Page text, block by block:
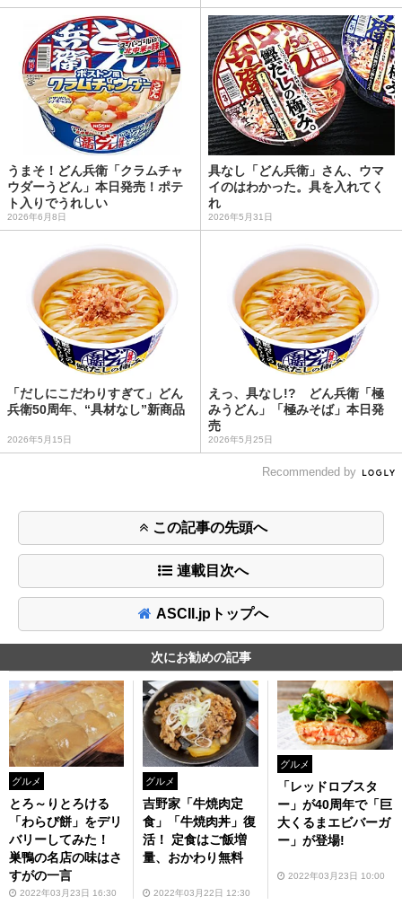
うまそ！どん兵衛「クラムチャ
ウダーうどん」本日発売！ポテ
ト入りでうれしい
2026年6月8日
具なし「どん兵衛」さん、ウマ
イのはわかった。具を入れてく
れ
2026年5月31日
「だしにこだわりすぎて」どん
兵衛50周年、“具材なし”新商品
2026年5月15日
えっ、具なし!? どん兵衛「極
みうどん」「極みそば」本日発
売
2026年5月25日
Recommended by
この記事の先頭へ
連載目次へ
ASCII.jpトップへ
次にお勧めの記事
グルメ
とろ～りとろける
「わらび餅」をデリ
バリーしてみた！
巣鴨の名店の味はさ
すがの一言
2022年03月23日 16:30
グルメ
吉野家「牛焼肉定
食」「牛焼肉丼」復
活！ 定食はご飯増
量、おかわり無料
2022年03月22日 12:30
グルメ
「レッドロブスタ
ー」が40周年で「巨
大くるまエビバーガ
ー」が登場!
2022年03月23日 10:00